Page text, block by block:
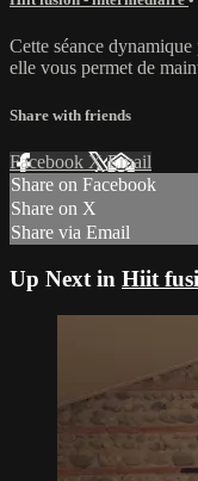
Cette séance
elle vous permet de
Share with friends
Facebook XEmail
Share on Facebook
Share on X
Share via Email
Up Next in Hiit